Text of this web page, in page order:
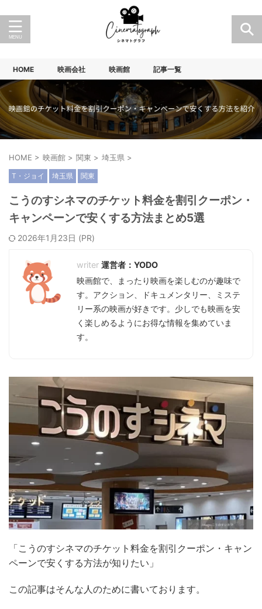
HOME 映画会社 映画館 記事一覧
HOME > 映画館 > 関東 > 埼玉県 >
T・ジョイ 埼玉県 関東
こうのすシネマのチケット料金を割引クーポン・
キャンペーンで安くする方法まとめ5選
2026年1月23日
運営者：YODO
映画館で、まったり映画を楽しむのが趣味で
す。アクション、ドキュメンタリー、ミステ
リー系の映画が好きです。少しでも映画を安
く楽しめるようにお得な情報を集めていま
す。
「こうのすシネマのチケット料金を割引クーポン・キャン
ペーンで安くする方法が知りたい」
この記事はそんな人のために書いております。